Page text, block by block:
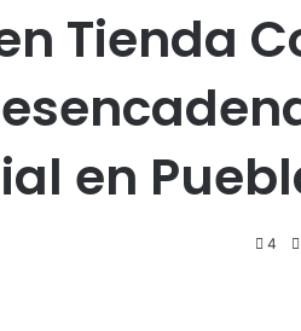
Tienda
en
4